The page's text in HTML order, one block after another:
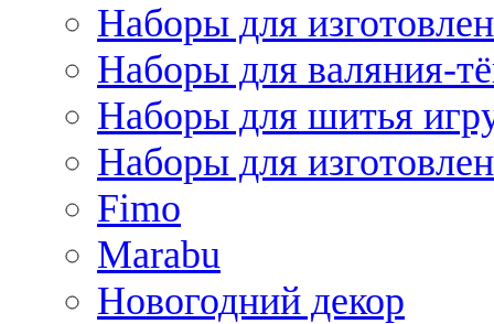
Наборы для
Наборы для валяния-
Наборы для шитья
Наборы для
Fimo
Marabu
Новогодний декор